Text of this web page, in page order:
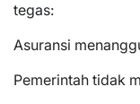
tegas:
Asuransi
Pemerintah tidak